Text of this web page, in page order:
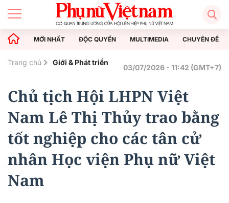
MỚI NHẤT ĐỘC QUYỀN MULTIMEDIA CHUYÊN ĐỀ
Trang chủ Giới & Phát triển
03/07/2026 - 11:42 (GMT+7)
Chủ tịch Hội LHPN Việt
Nam Lê Thị Thủy trao bằng
tốt nghiệp cho các tân cử
nhân Học viện Phụ nữ Việt
Nam